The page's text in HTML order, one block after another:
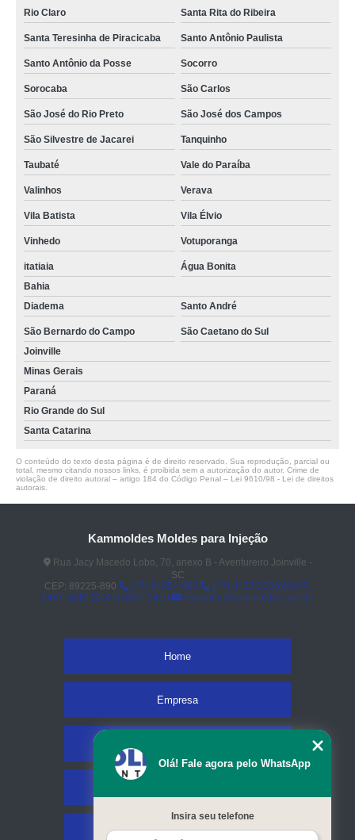
Rio Claro Santa Rita do Ribeira
Santa Teresinha de Piracicaba Santo Antônio Paulista
Santo Antônio da Posse Socorro
Sorocaba São Carlos
São José do Rio Preto São José dos Campos
São Silvestre de Jacarei Tanquinho
Taubaté Vale do Paraíba
Valinhos Verava
Vila Batista Vila Élvio
Vinhedo Votuporanga
itatiaia
Água Bonita
Bahia
Diadema
Santo André
São Bernardo do Campo
São Caetano do Sul
Joinville
Minas Gerais
Paraná
Rio Grande do Sul
Santa Catarina
O conteúdo do texto desta página é de direito reservado. Sua reprodução, parcial ou
total, mesmo citando nossos links, é proibida sem a autorização do autor. Crime de
violação de direito autoral – artigo 184 do Código Penal – Lei 9610/98 - Lei de direitos
autorais
Kammoldes Moldes para Injeção
Rua Jacy Macedo Lobo, 70, anexo B - Aventureiro Joinville -
SC
CEP: 89225-890
(47) 3425-4098 (47) 3427-3206
(47)
3437-2419
(47) 3437-2419 fernando@kammoldes.com.br
Home
Empresa
Contato
Olá! Fale agora pelo WhatsApp
Insira seu telefone